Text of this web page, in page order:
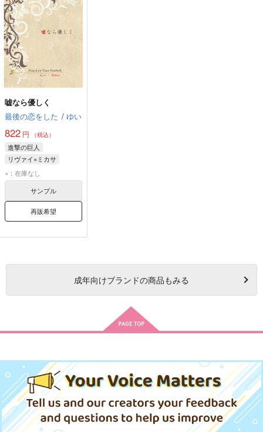
嘘なら優しく
最後の恋をした / ゆい
822 円 （税込）
進撃の巨人
リヴァイ×ミカサ
リヴァイ
ミカサ・アッカーマン
×：在庫なし
サンプル
再販希望
成年向けブランドの商品もみる